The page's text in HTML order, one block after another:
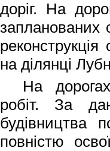
доріг. На
запланованих
на ділянці
На
робіт. За
будівництва
повністю